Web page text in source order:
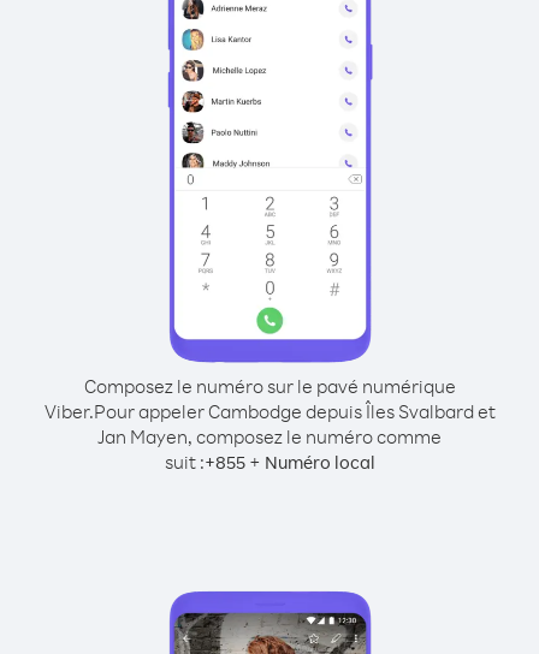
Composez le numéro sur le pavé numérique
Viber.Pour appeler Cambodge depuis Îles Svalbard et
Jan Mayen, composez le numéro comme
suit :+855+ Numéro local